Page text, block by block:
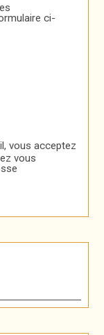
ci-
vous acceptez
vous